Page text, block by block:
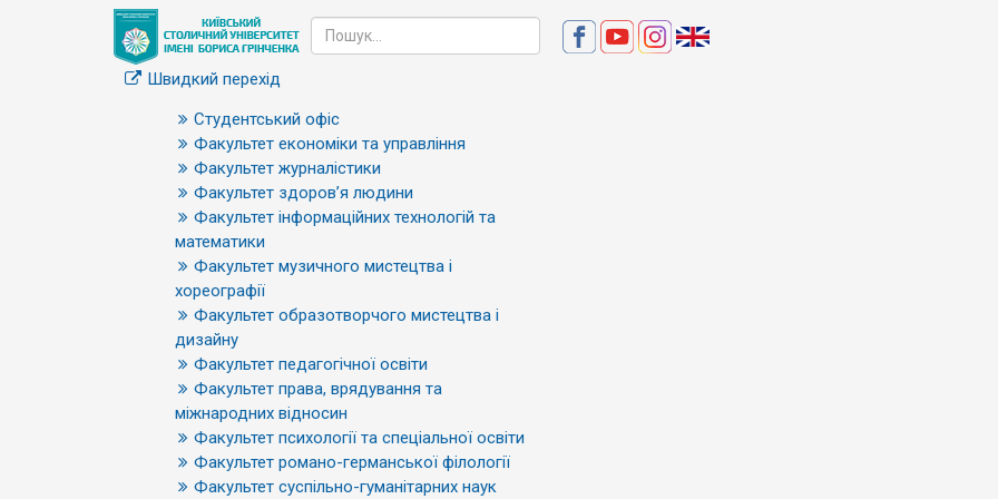
Швидкий перехід
Студентський офіс
Факультет економіки та управління
Факультет журналістики
Факультет здоров’я людини
Факультет інформаційних технологій та
математики
Факультет музичного мистецтва і
хореографії
Факультет образотворчого мистецтва і
дизайну
Факультет педагогічної освіти
Факультет права, врядування та
міжнародних відносин
Факультет психології та спеціальної освіти
Факультет романо-германської філології
Факультет суспільно-гуманітарних наук